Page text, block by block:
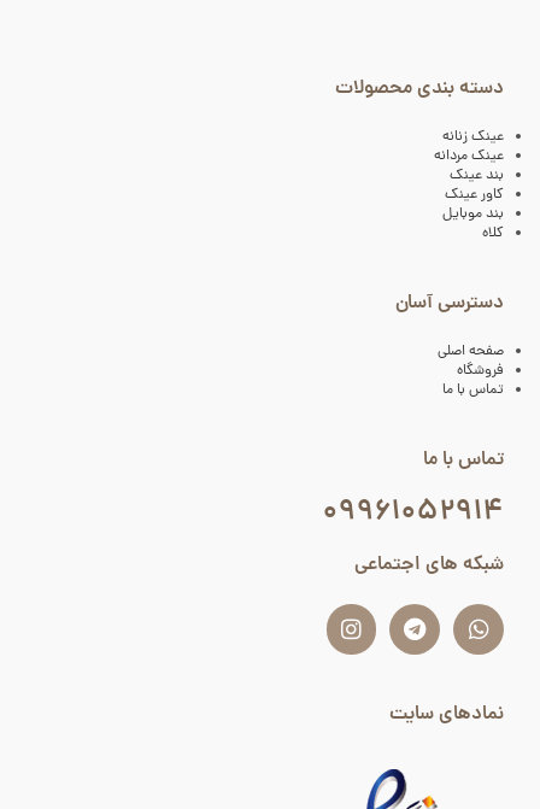
دسته بندی محصولات
عینک زنانه
عینک مردانه
بند عینک
کاور عینک
بند موبایل
کلاه
دسترسی آسان
صفحه اصلی
فروشگاه
تماس با ما
تماس با ما
۰۹۹۶۱۰۵۲۹۱۴
شبکه های اجتماعی
نمادهای سایت